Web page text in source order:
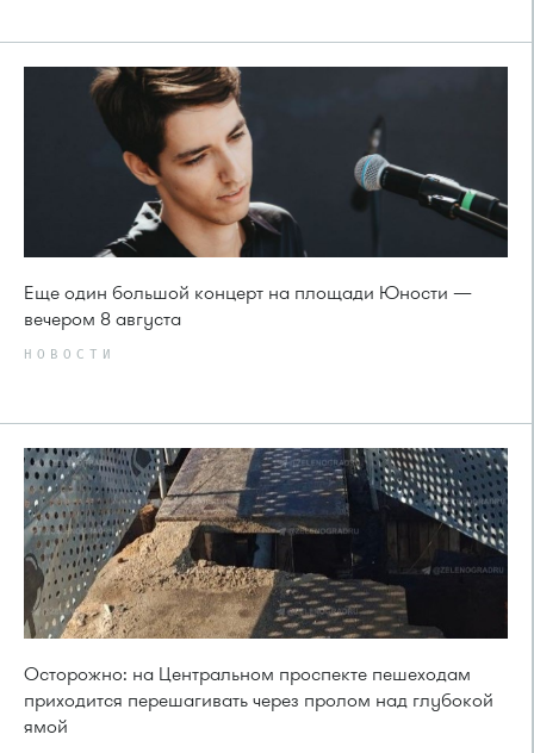
Еще один большой концерт на площади Юности —
вечером 8 августа
НОВОСТИ
Осторожно: на Центральном проспекте пешеходам
приходится перешагивать через пролом над глубокой
ямой